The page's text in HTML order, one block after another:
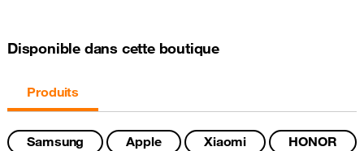
Disponible dans cette boutique
Produits
Samsung Apple Xiaomi HONOR